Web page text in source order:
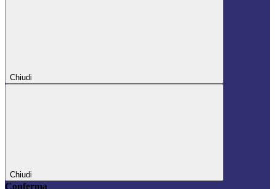
Chiudi
Chiudi
Conferma